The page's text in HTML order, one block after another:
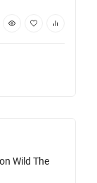
Wild The